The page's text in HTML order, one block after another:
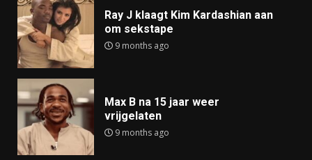
Ray J klaagt Kim Kardashian aan
om sekstape
9 months ago
Max B na 15 jaar weer
vrijgelaten
9 months ago